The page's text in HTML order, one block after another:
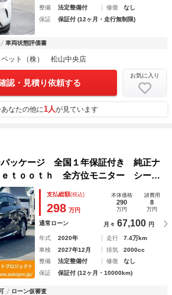
整備
法定整備付 修復
なし
保証
保証付 (12ヶ月・走行無制限)
車両状態評価書
ペット（株） 松山中央店
認・見積り依頼する
お気に入り
なたの他に1人が見ています
ッケージ 全国１年保証付き 純正ナ
ｔｏｏｔｈ 全方位モニター シート
レーション デジタルミラー パノラ
アロ ＪＢＬサウンドシステム ＥＴ
支払総額(税込)
298 万円
本体価格
290
万円
諸費用
8
万円
通常ローン 月々 67,100 円
年式 2020年 走行
7.4万km
車検
2027年12月 排気
2000cc
整備
法定整備付 修復
なし
保証
保証付 (12ヶ月・10000km)
ローン仮審査